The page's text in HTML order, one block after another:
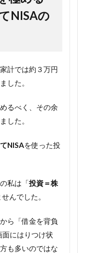
NISAの
計では約３万円
した。
るべく、その余
した。
NISAを使った投
私は「投資＝株
んでした。
ら「借金を背負
面にはりつけ状
も多いのではな